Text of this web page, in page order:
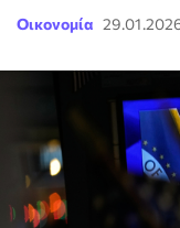
Οικονομία